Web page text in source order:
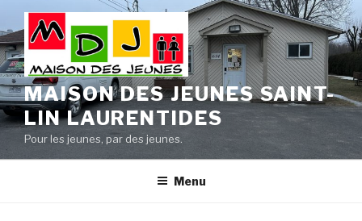
au
contenu
principal
MAISON DES JEUNES SAINT-
LIN LAURENTIDES
Pour les jeunes, par des jeunes.
Menu